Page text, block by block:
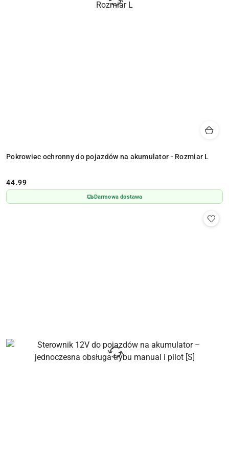
Pokrowiec ochronny do pojazdów na akumulator - Rozmiar L
Cena:
44.99
Darmowa dostawa